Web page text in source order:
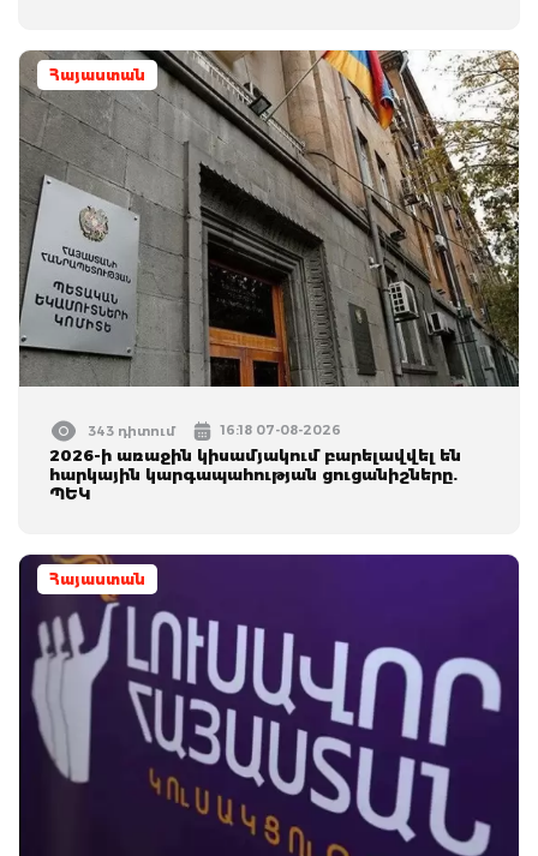
Հայաստան
343 դիտում 16:18 07-08-2026
2026-ի առաջին կիսամյակում բարելավվել են
հարկային կարգապահության ցուցանիշները.
ՊԵԿ
Հայաստան